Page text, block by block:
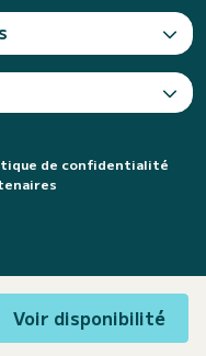
Voir disponibilité
de confidentialité